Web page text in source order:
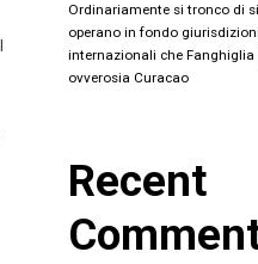
Ordinariamente si tronco di
operano in fondo giurisdizioni
internazionali che Fanghiglia
ovverosia Curacao
Recent